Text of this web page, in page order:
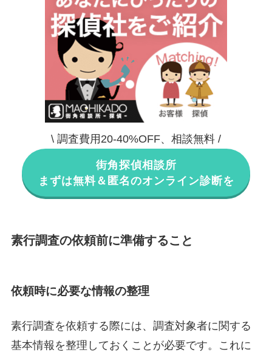
\ 調査費用20-40%OFF、相談無料 /
街角探偵相談所
まずは無料＆匿名のオンライン診断を
素行調査の依頼前に準備すること
依頼時に必要な情報の整理
素行調査を依頼する際には、調査対象者に関する
基本情報を整理しておくことが必要です。これに